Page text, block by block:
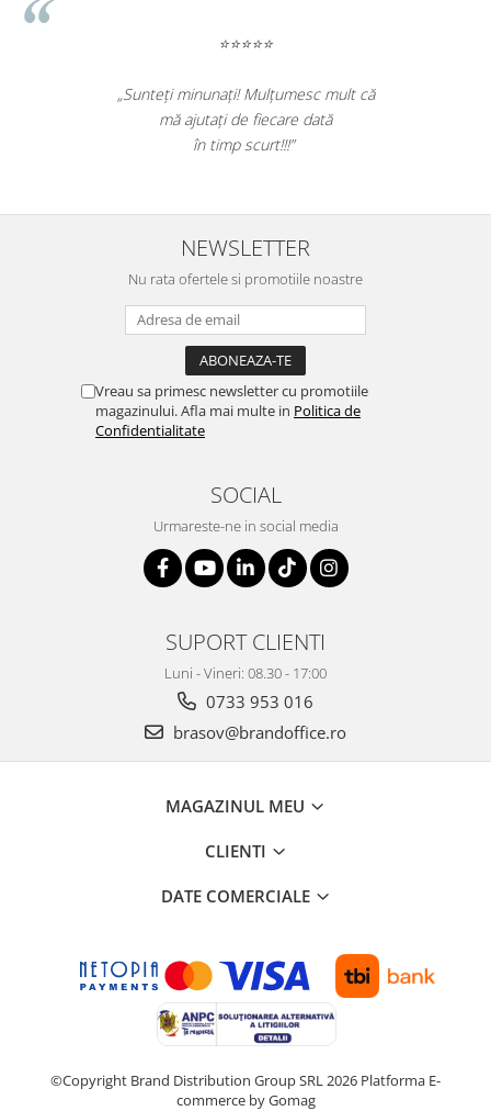
⭐⭐⭐⭐⭐
„Sunteți minunați! Mulțumesc mult că
mă ajutați de fiecare dată
în timp scurt!!!”
NEWSLETTER
Nu rata ofertele si promotiile noastre
Vreau sa primesc newsletter cu promotiile
magazinului. Afla mai multe in Politica de
Confidentialitate
SOCIAL
Urmareste-ne in social media
SUPORT CLIENTI
Luni - Vineri: 08.30 - 17:00
0733 953 016
brasov@brandoffice.ro
MAGAZINUL MEU
CLIENTI
DATE COMERCIALE
©Copyright Brand Distribution Group SRL 2026 Platforma E-
commerce by Gomag